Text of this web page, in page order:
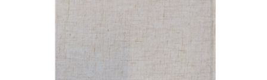
מחיר השקה
$50
$35